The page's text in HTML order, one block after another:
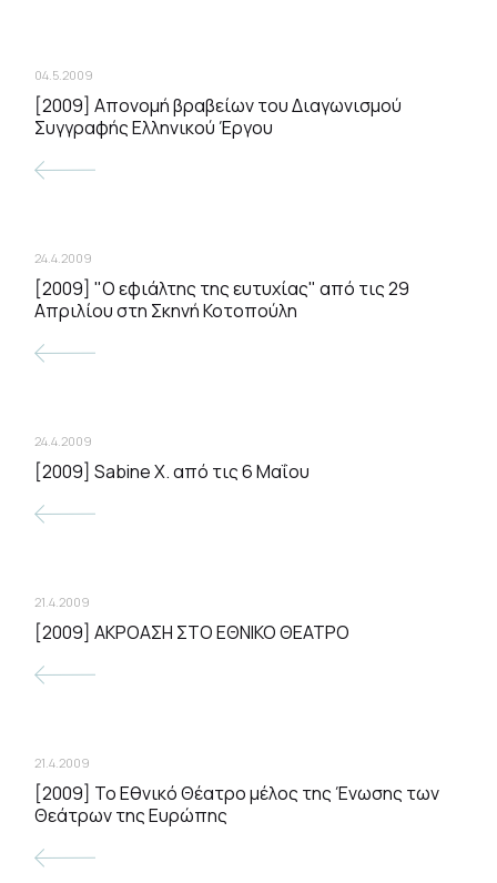
04.5.2009
[2009] Απονομή βραβείων του Διαγωνισμού
Συγγραφής Ελληνικού Έργου
24.4.2009
[2009] "Ο εφιάλτης της ευτυχίας" από τις 29
Απριλίου στη Σκηνή Κοτοπούλη
24.4.2009
[2009] Sabine X. από τις 6 Μαΐου
21.4.2009
[2009] ΑΚΡΟΑΣΗ ΣΤΟ ΕΘΝΙΚΟ ΘΕΑΤΡΟ
21.4.2009
[2009] Το Εθνικό Θέατρο μέλος της Ένωσης των
Θεάτρων της Ευρώπης